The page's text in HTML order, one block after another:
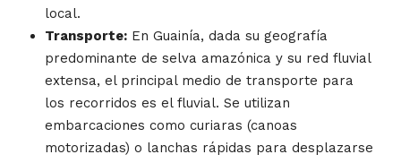
local.
Transporte: En Guainía, dada su geografía
predominante de selva amazónica y su red fluvial
extensa, el principal medio de transporte para
los recorridos es el fluvial. Se utilizan
embarcaciones como curiaras (canoas
motorizadas) o lanchas rápidas para desplazarse